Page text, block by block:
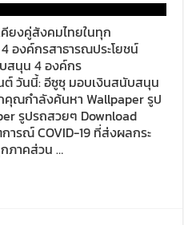
ยงคู่สังคมไทยในทุก
องค์กรสาธารณประโยชน์
สนุน 4 องค์กร
ต์ วันนี้: อีซูซุ มอบเงินสนับสนุน
คุณกำลังค้นหา Wallpaper รูป
รูปรถสวยๆ Download
รณ์ COVID-19 ที่ส่งผลกระ
ภาคส่วน …